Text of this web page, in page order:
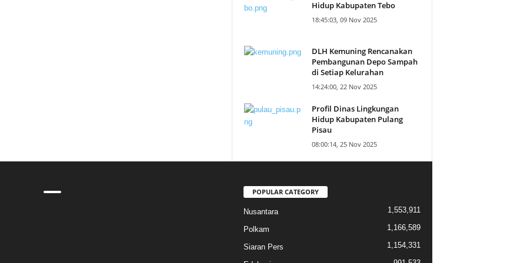
Hidup Kabupaten Tebo
18:45:03, 09 Nov 2025
DLH Kemuning Rencanakan
Pembangunan Depo Sampah
di Setiap Kelurahan
14:24:00, 22 Nov 2025
Profil Dinas Lingkungan
Hidup Kabupaten Pulang
Pisau
08:00:14, 25 Nov 2025
POPULAR CATEGORY
Nusantara 1,553,911
Polkam 1,166,589
Siaran Pers 1,154,331